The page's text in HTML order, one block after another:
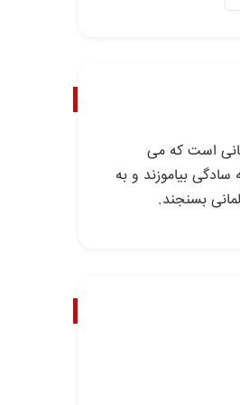
است که می
سادگی بیاموزند و به
بسنجند.